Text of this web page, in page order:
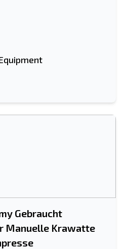
Gebraucht
Manuelle Krawatte